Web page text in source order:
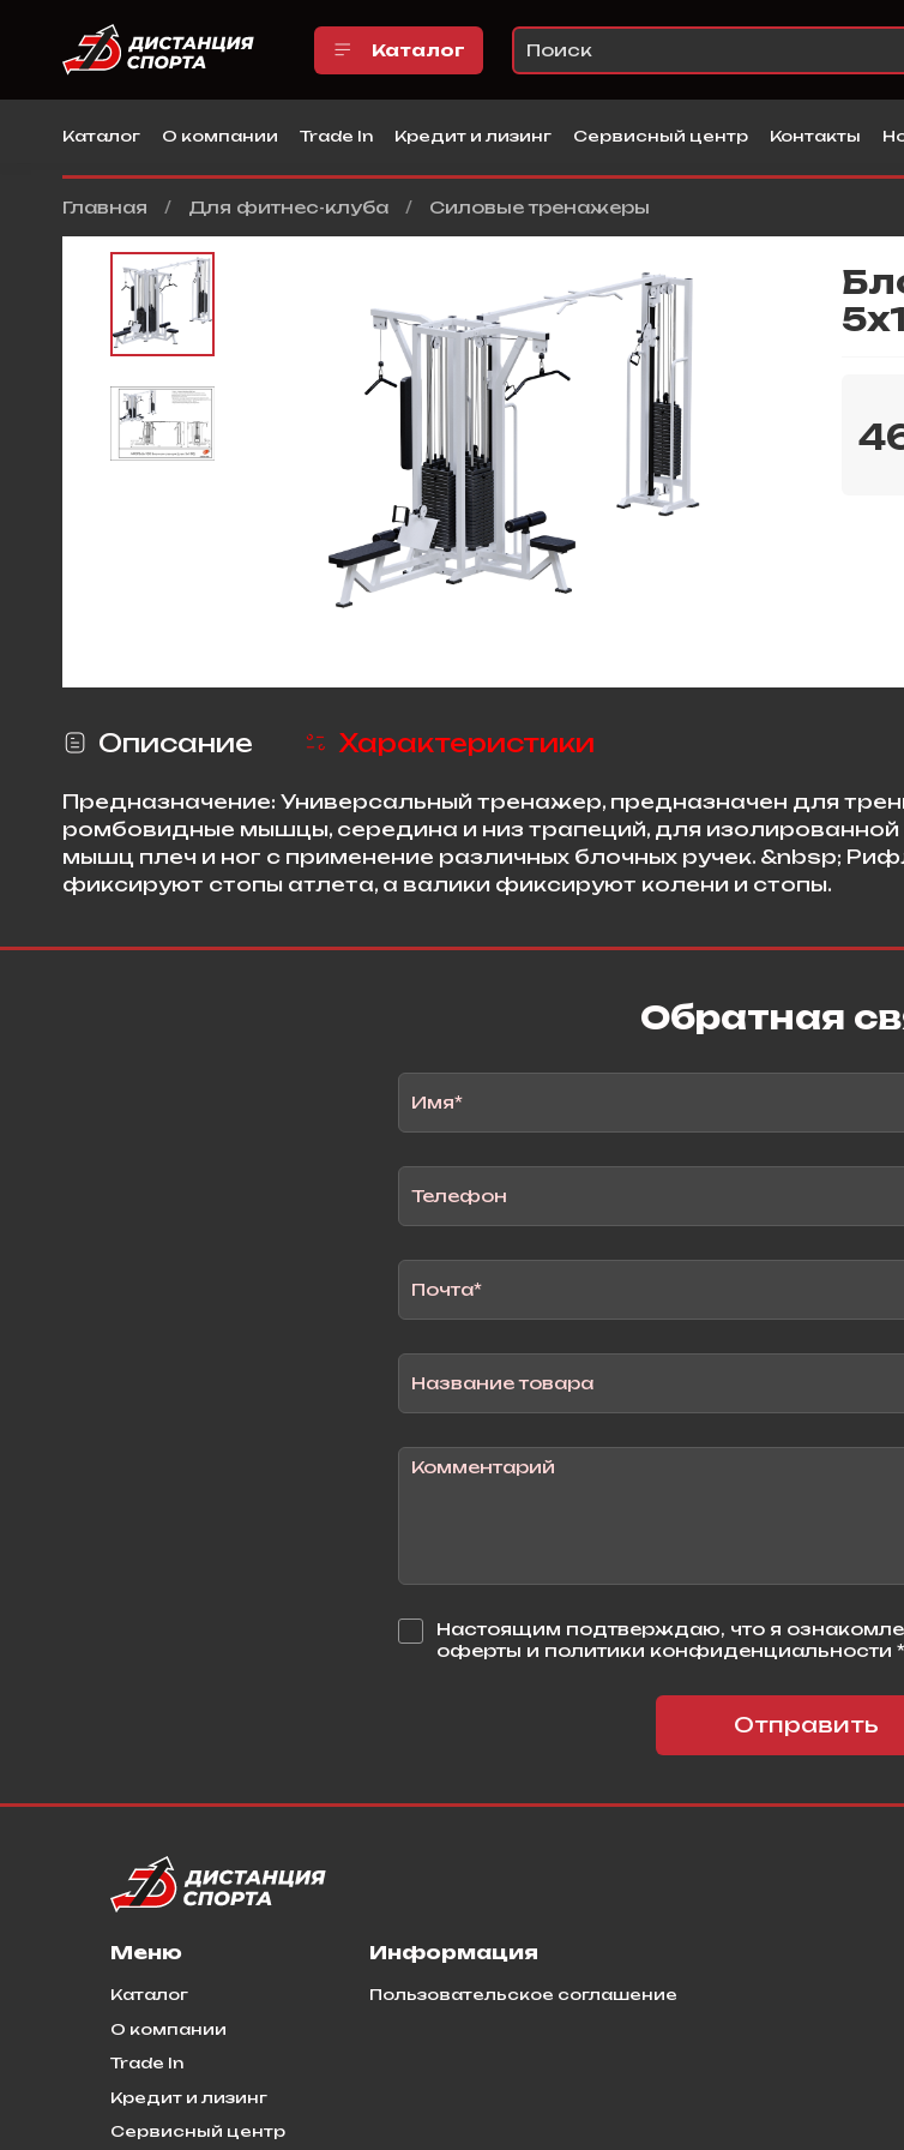
Каталог
Каталог О компании Trade In Кредит и лизинг Сервисный центр Контакты
Главная Для фитнес-клуба Силовые тренажеры
Описание Характеристики
Предназначение: Универсальный тренажер, предназначен для
ромбовидные мышцы, середина и низ трапеций, для
мышц плеч и ног с применение различных блочных ручек. &nbsp;
фиксируют стопы атлета, а валики фиксируют колени и стопы.
Обратная
Настоящим подтверждаю, что я
оферты и политики конфиденциальности *
Отправить
Меню
Каталог
О компании
Trade In
Кредит и лизинг
Сервисный центр
Информация
Пользовательское соглашение